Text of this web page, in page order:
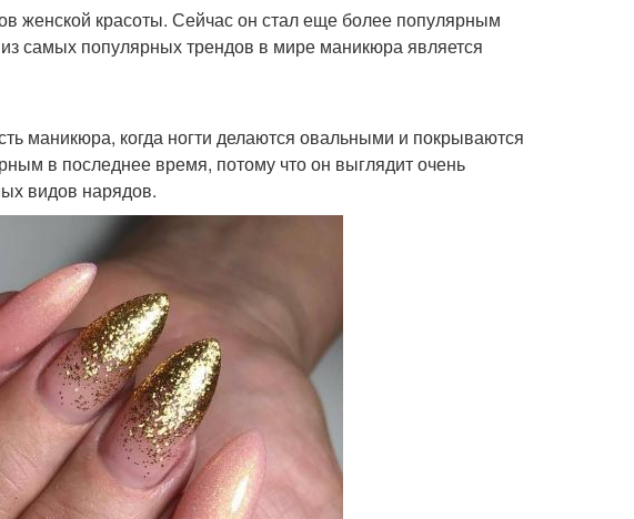
женской красоты. Сейчас он стал еще более популярным
самых популярных трендов в мире маникюра является
маникюра, когда ногти делаются овальными и покрываются
в последнее время, потому что он выглядит очень
видов нарядов.